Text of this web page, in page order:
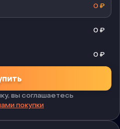
0₽
0₽
0₽
вы соглашаетесь
покупки